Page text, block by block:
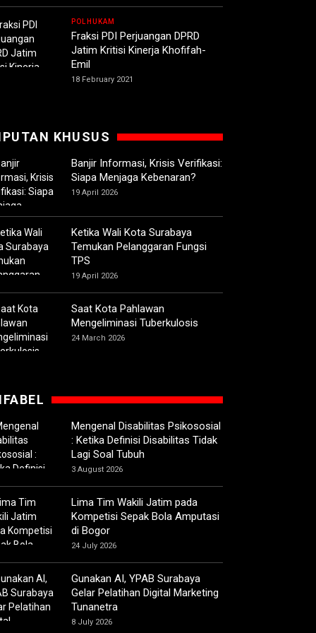
POLHUKAM
Fraksi PDI Perjuangan DPRD
Jatim Kritisi Kinerja Khofifah-
Emil
18 February 2021
KHUSUS
Banjir Informasi, Krisis Verifikasi:
Siapa Menjaga Kebenaran?
19 April 2026
Ketika Wali Kota Surabaya
Temukan Pelanggaran Fungsi
TPS
19 April 2026
Saat Kota Pahlawan
Mengeliminasi Tuberkulosis
24 March 2026
Mengenal Disabilitas Psikososial
: Ketika Definisi Disabilitas Tidak
Lagi Soal Tubuh
3 August 2026
Lima Tim Wakili Jatim pada
Kompetisi Sepak Bola Amputasi
di Bogor
24 July 2026
Gunakan AI, YPAB Surabaya
Gelar Pelatihan Digital Marketing
Tunanetra
8 July 2026